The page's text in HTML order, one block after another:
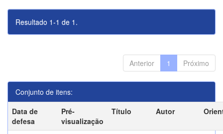
Resultado 1-1 de 1.
Anterior 1 Próximo
Conjunto de itens:
Data de
defesa
Pré-
visualização
Título Autor